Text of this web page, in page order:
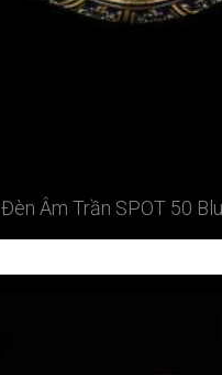
Đèn Âm Trần SPOT 50